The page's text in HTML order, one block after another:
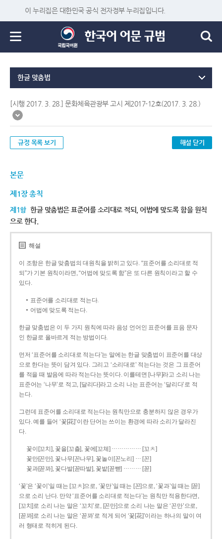
이 누리집은 대한민국 공식 전자정부 누리집입니다.
한글 맞춤법
[시행 2017. 3. 28.] 문화체육관광부 고시 제2017-12호(2017. 3. 28.)
규정 목록 보기 해설 닫기
본문
제1장 총칙
제1항 한글 맞춤법은 표준어를 소리대로 적되, 어법에 맞도록 함을 원칙
으로 한다.
해설
이 조항은 한글 맞춤법의 대원칙을 밝히고 있다. “표준어를 소리대로 적
되”가 기본 원칙이라면, “어법에 맞도록 함”은 또 다른 원칙이라고 할 수
있다.
표준어를 소리대로 적는다.
어법에 맞도록 적는다.
한글 맞춤법은 이 두 가지 원칙에 따라 음성 언어인 표준어를 표음 문자
인 한글로 올바르게 적는 방법이다.
먼저 ‘표준어를 소리대로 적는다’는 말에는 한글 맞춤법이 표준어를 대상
으로 한다는 뜻이 담겨 있다. 그리고 ‘소리대로’ 적는다는 것은 그 표준어
를 적을 때 발음에 따라 적는다는 뜻이다. 이를테면 [나무]라고 소리 나는
표준어는 ‘나무’로 적고, [달리다]라고 소리 나는 표준어는 ‘달리다’로 적
는다.
그런데 표준어를 소리대로 적는다는 원칙만으로 충분하지 않은 경우가
있다. 예를 들어 ‘꽃[花]’이란 단어는 쓰이는 환경에 따라 소리가 달라진
다.
꽃이[꼬치], 꽃을[꼬츨], 꽃에[꼬체] …………… [꼬ㅊ]
꽃만[꼰만], 꽃나무[꼰나무], 꽃놀이[꼰노리] … [꼰]
꽃과[꼳꽈], 꽃다발[꼳따발], 꽃밭[꼳빧] ……… [꼳]
‘꽃’은 ‘꽃이’일 때는 [꼬ㅊ]으로, ‘꽃만’일 때는 [꼰]으로, ‘꽃과’일 때는 [꼳]
으로 소리 난다. 만약 ‘표준어를 소리대로 적는다’는 원칙만 적용한다면,
[꼬치]로 소리 나는 말은 ‘꼬치’로, [꼰만]으로 소리 나는 말은 ‘꼰만’으로,
[꼳꽈]로 소리 나는 말은 ‘꼳꽈’로 적게 되어 ‘꽃[花]’이라는 하나의 말이 여
러 형태로 적히게 된다.